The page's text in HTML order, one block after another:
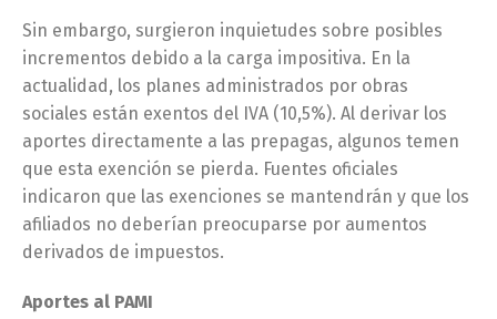
Sin embargo, surgieron inquietudes sobre posibles
incrementos debido a la carga impositiva. En la
actualidad, los planes administrados por obras
sociales están exentos del IVA (10,5%). Al derivar los
aportes directamente a las prepagas, algunos temen
que esta exención se pierda. Fuentes oficiales
indicaron que las exenciones se mantendrán y que los
afiliados no deberían preocuparse por aumentos
derivados de impuestos.
Aportes al PAMI